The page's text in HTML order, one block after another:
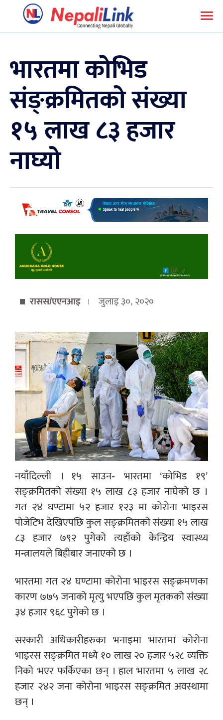
भारतमा कोभिड
संङ्क्रमितको संख्या
१५ लाख ८३ हजार
नाघ्यो
रासस/एएनआइ जुलाइ ३०, २०२०
नयाँदिल्ली । १५ साउन- भारतमा ‘कोभिड १९’
सङ्क्रमितको संख्या १५ लाख ८३ हजार नाघेको छ ।
गत २४ घण्टामा ५२ हजार १२३ मा कोरोना भाइरस
पोजेटिभ देखिएपछि कुल सङ्क्रमितको संख्या १५ लाख
८३ हजार ७९२ पुगेको त्यहाँको केन्द्रिय स्वास्थ्य
मन्त्रालयले बिहीबार जनाएको छ ।
भारतमा गत २४ घण्टामा कोरोना भाइरस सङ्क्रमणका
कारण ७७५ जनाको मृत्यु भएपछि कुल मृतकको संख्या
३४ हजार ९६८ पुगेको छ ।
सरकारी अधिकारीहरुका भनाइमा भारतमा कोरोना
भाइरस सङ्क्रमित मध्ये १० लाख २० हजार ५२८ व्यक्ति
निको भएर फर्किएका छन् । हाल भारतमा ५ लाख २८
हजार २४२ जना कोरोना भाइरस सङ्क्रमित अवस्थामा
छन् ।